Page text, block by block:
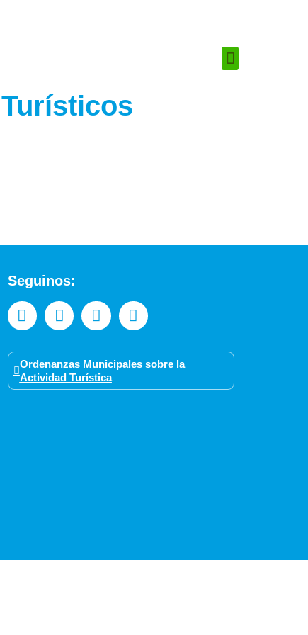
Seguinos:
Ordenanzas Municipales sobre la
Actividad Turística